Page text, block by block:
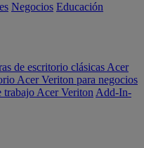
Negocios Educación
de escritorio clásicas Acer
Acer Veriton para negocios
trabajo Acer Veriton Add-In-